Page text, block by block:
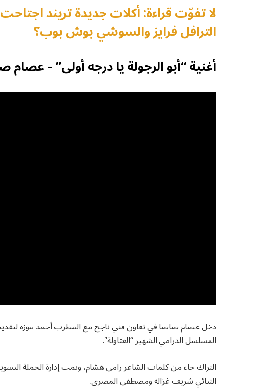
لا تفوّت قراءة: أكلات جديدة تريند
الترافل فرايز والسوشي بوش بوب؟
أغنية “أبو الرجولة يا درجه أولى” –
دخل عصام صاصا في تعاون فني ناجح مع المطرب أحمد موزه
المسلسل الدرامي الشهير “العتاولة”.
التراك جاء من كلمات الشاعر رامي هشام، وتمت إدارة الحملة
الثنائي شريف غزالة ومصطفى المصري.